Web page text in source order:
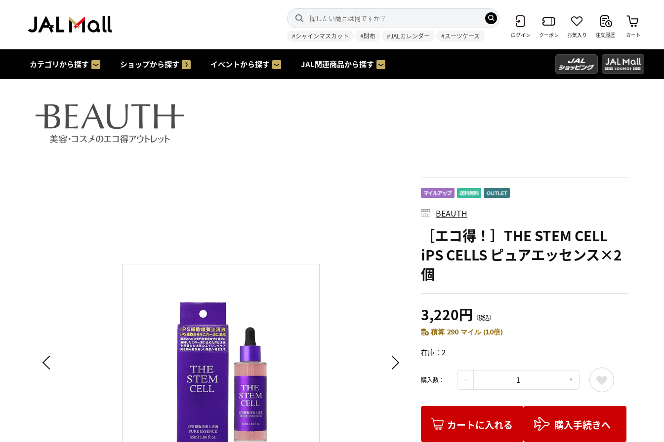
#シャインマスカット #財布 #JALカレンダー #スーツケース ログイン クーポン お気入り 注文履歴 カート
カテゴリから探す ショップから探す イベントから探す JAL関連商品から探す
BEAUTH
［エコ得！］THE STEM CELL
iPS CELLS ピュアエッセンス×2
個
3,220円 （税込）
積算 290 マイル (10倍)
在庫 2
購入数：
カートに入れる 購入手続きへ